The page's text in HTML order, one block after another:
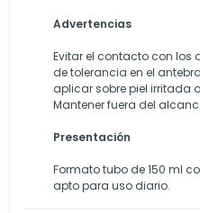
Advertencias
Evitar el contacto con los
de tolerancia en el
aplicar sobre piel irritada
Mantener fuera del
Presentación
Formato tubo de 150 ml
apto para uso diario.